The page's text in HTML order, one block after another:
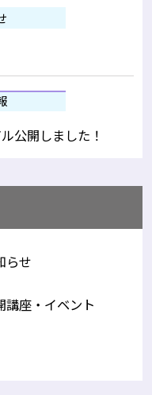
公開しました！
らせ
講座・イベント